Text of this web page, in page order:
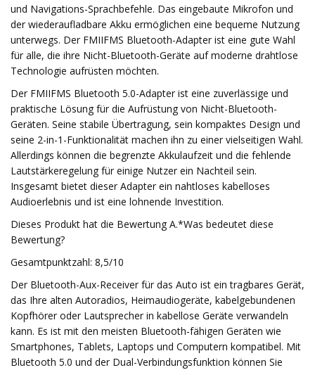
und Navigations-Sprachbefehle. Das eingebaute Mikrofon und
der wiederaufladbare Akku ermöglichen eine bequeme Nutzung
unterwegs. Der FMIIFMS Bluetooth-Adapter ist eine gute Wahl
für alle, die ihre Nicht-Bluetooth-Geräte auf moderne drahtlose
Technologie aufrüsten möchten.
Der FMIIFMS Bluetooth 5.0-Adapter ist eine zuverlässige und
praktische Lösung für die Aufrüstung von Nicht-Bluetooth-
Geräten. Seine stabile Übertragung, sein kompaktes Design und
seine 2-in-1-Funktionalität machen ihn zu einer vielseitigen Wahl.
Allerdings können die begrenzte Akkulaufzeit und die fehlende
Lautstärkeregelung für einige Nutzer ein Nachteil sein.
Insgesamt bietet dieser Adapter ein nahtloses kabelloses
Audioerlebnis und ist eine lohnende Investition.
Dieses Produkt hat die Bewertung A.*Was bedeutet diese
Bewertung?
Gesamtpunktzahl: 8,5/10
Der Bluetooth-Aux-Receiver für das Auto ist ein tragbares Gerät,
das Ihre alten Autoradios, Heimaudiogeräte, kabelgebundenen
Kopfhörer oder Lautsprecher in kabellose Geräte verwandeln
kann. Es ist mit den meisten Bluetooth-fähigen Geräten wie
Smartphones, Tablets, Laptops und Computern kompatibel. Mit
Bluetooth 5.0 und der Dual-Verbindungsfunktion können Sie